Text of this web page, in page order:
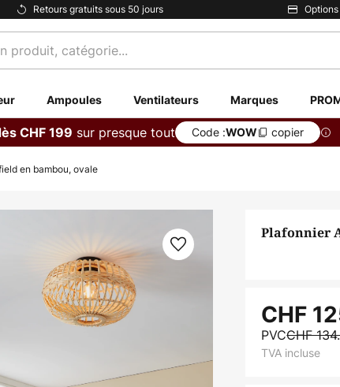
Retours gratuits sous 50 jours
Ampoules Ventilateurs Marques
CHF 199 sur presque tout Code :WOW copier
en bambou, ovale
Plafonnier
CHF
PVCCHF
TVA incluse